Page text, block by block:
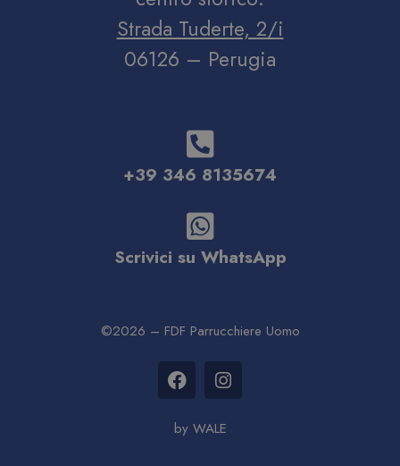
Strada Tuderte, 2/i
06126 – Perugia
+39 346 8135674
Scrivici su WhatsApp
©2026 – FDF Parrucchiere Uomo
by WALE